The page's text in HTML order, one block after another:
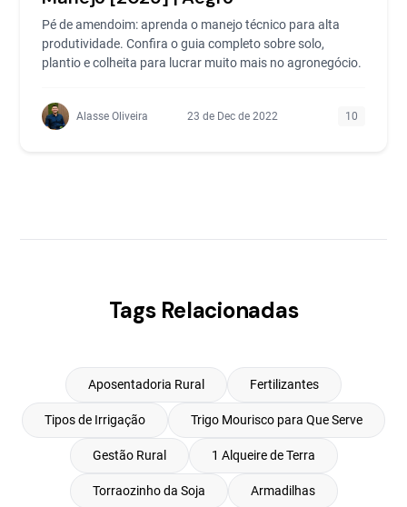
Pé de amendoim: aprenda o manejo técnico para alta
produtividade. Confira o guia completo sobre solo,
plantio e colheita para lucrar muito mais no agronegócio.
Alasse Oliveira 23 de Dec de 2022 10
Tags Relacionadas
Aposentadoria Rural Fertilizantes
Tipos de Irrigação Trigo Mourisco para Que Serve
Gestão Rural 1 Alqueire de Terra
Torraozinho da Soja Armadilhas